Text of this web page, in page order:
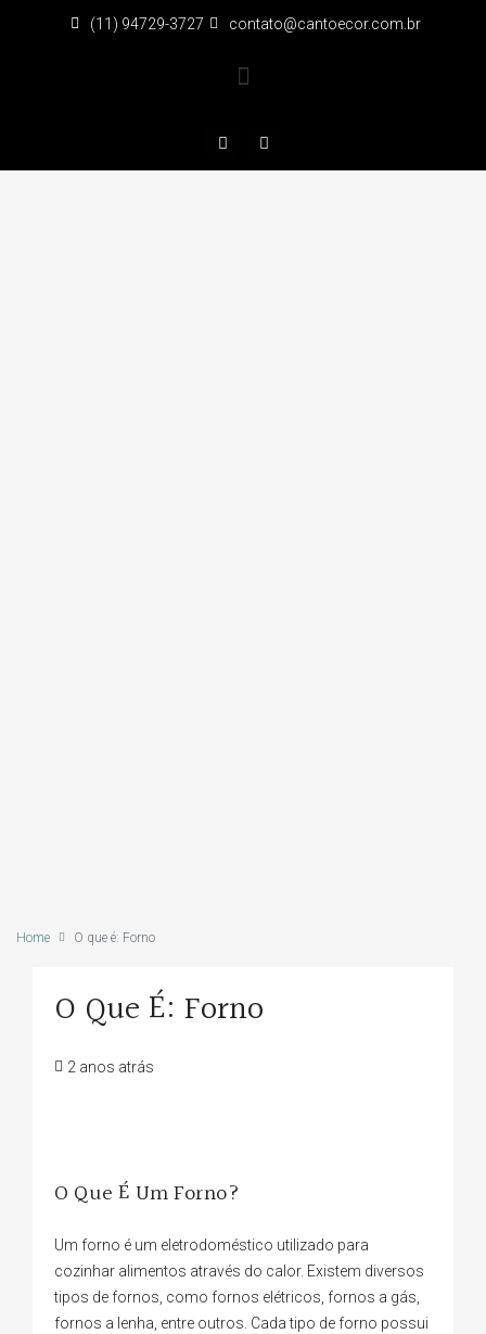
(11) 94729-3727 contato@cantoecor.com.br
Home O que é: Forno
O Que É: Forno
2 anos atrás
O Que É Um Forno?
Um forno é um eletrodoméstico utilizado para
cozinhar alimentos através do calor. Existem diversos
tipos de fornos, como fornos elétricos, fornos a gás,
fornos a lenha, entre outros. Cada tipo de forno possui